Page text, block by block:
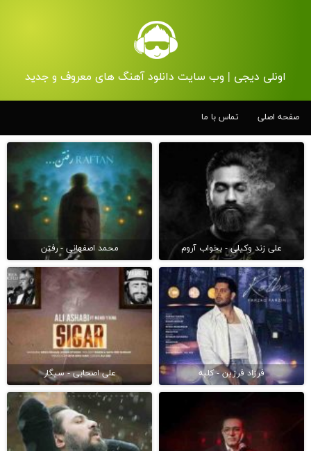
اونلی دیجی | وب سایت دانلود آهنگ های معروف و جدید
صفحه اصلی تماس با ما
علی زند وکیلی - بخواب آروم محمد اصفهانی - رفتن
فرزاد فرزین - کلبه علی اصحابی - سیگار